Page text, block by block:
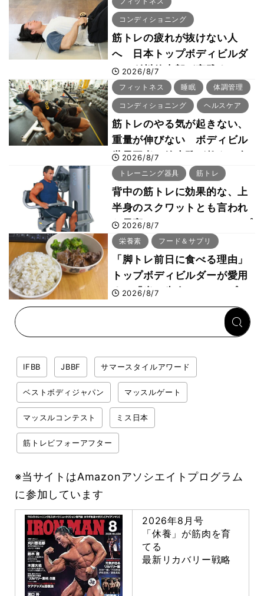
コンディショニング
筋トレの疲れが抜けない人
へ 日本トップボディビルダ
ー・刈川啓志郎が実践する
「回復習慣」
2026/8/7
フィットネス 睡眠 体調管理
コンディショニング ヘルスケア
筋トレのやる気が起きない、
重量が伸びない ボディビル
世界王者・鈴木雅が教える食
事・睡眠・呼吸の整え方
2026/8/7
トレーニング器具 筋トレ
背中の筋トレに効果的な、上
半身のスクワットとも言われ
た最高マシン“ノーチラス・プ
ルオーバーマシン”とは？
2026/8/7
栄養素 フード＆サプリ
「脚トレ前日に食べる理由」
トップボディビルダーが愛用
する「米＋牛肉」のシンプル
回復メシとは？
2026/8/7
IFBB JBBF サマースタイルアワード
ベストボディジャパン マッスルゲート
マッスルコンテスト ミス日本
筋トレビフォーアフター
※当サイトはAmazonアソシエイトプログラム
に参加しています
2026年8月号
「休養」が筋肉を育
てる
最新リカバリー戦略